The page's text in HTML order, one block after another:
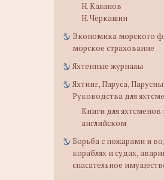
Н. Каланов
Н. Черкашин
Экономика морского
морское страхование
Яхтенные журналы
Яхтинг, Паруса,
Руководства для
Книги для яхтсменов
английском
Борьба с пожарами и
кораблях и судах,
спасательное